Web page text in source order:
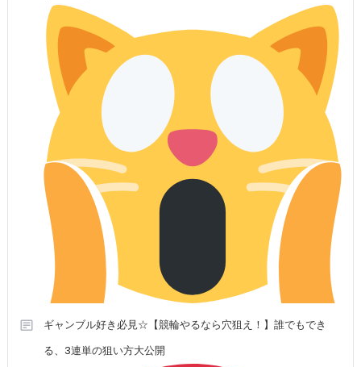
ギャンブル好き必見☆【競輪やるなら穴狙え！】誰でもでき
る、3連単の狙い方大公開